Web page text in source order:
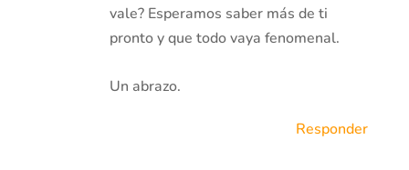
vale? Esperamos saber más de ti
pronto y que todo vaya fenomenal.
Un abrazo.
Responder